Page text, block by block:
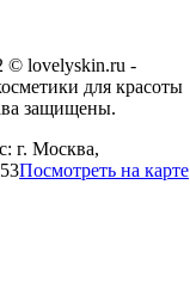
© lovelyskin.ru -
для красоты
защищены.
г. Москва,
Посмотреть на карте